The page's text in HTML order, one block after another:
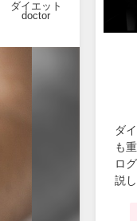
ダイエット
doctor
ダ
も
ロ
説